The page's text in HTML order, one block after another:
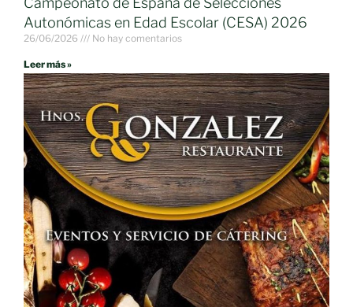
Autonómicas en Edad Escolar (CESA) 2026
26/06/2026 No hay comentarios
Leer más »